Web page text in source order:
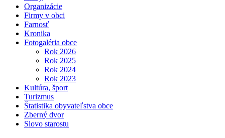
Organizácie
Firmy v obci
Farnosť
Kronika
Fotogaléria obce
Rok 2026
Rok 2025
Rok 2024
Rok 2023
Kultúra, šport
Turizmus
Štatistika obyvateľstva obce
Zberný dvor
Slovo starostu